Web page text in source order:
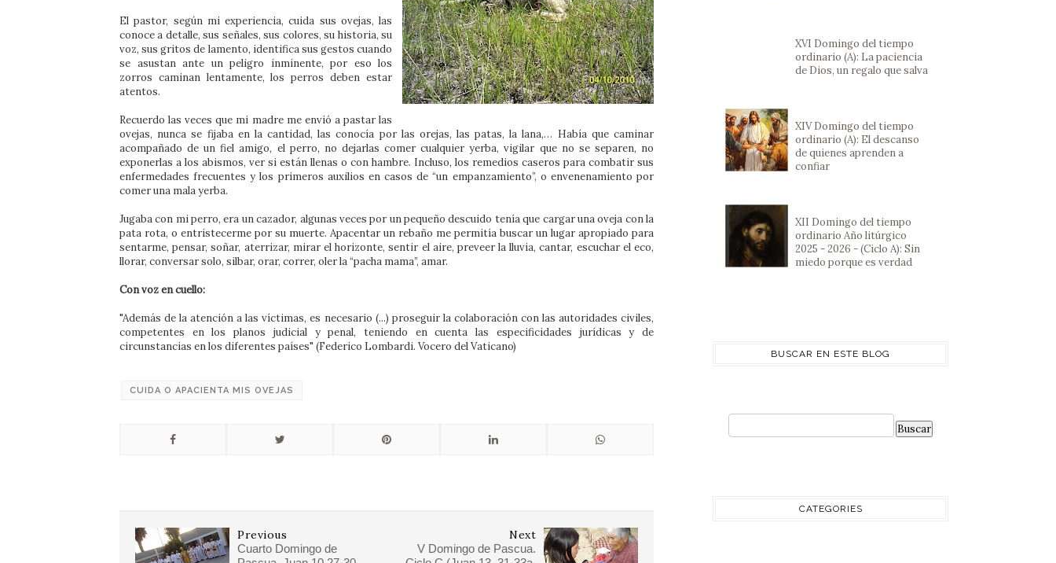
El pastor, según mi experiencia, cuida sus ovejas, las
conoce a detalle, sus señales, sus colores, su historia, su
voz, sus gritos de lamento, identifica sus gestos cuando
se asustan ante un peligro inminente, por eso los
zorros caminan lentamente, los perros deben estar
atentos.
Recuerdo las veces que mi madre me envió a pastar las
ovejas, nunca se fijaba en la cantidad, las conocía por las orejas, las patas, la lana,… Había que caminar
acompañado de un fiel amigo, el perro, no dejarlas comer cualquier yerba, vigilar que no se separen, no
exponerlas a los abismos, ver si están llenas o con hambre. Incluso, los remedios caseros para combatir sus
enfermedades frecuentes y los primeros auxilios en casos de “un empanzamiento”, o envenenamiento por
comer una mala yerba.
Jugaba con mi perro, era un cazador, algunas veces por un pequeño descuido tenía que cargar una oveja con la
pata rota, o entristecerme por su muerte. Apacentar un rebaño me permitía buscar un lugar apropiado para
sentarme, pensar, soñar, aterrizar, mirar el horizonte, sentir el aire, preveer la lluvia, cantar, escuchar el eco,
llorar, conversar solo, silbar, orar, correr, oler la “pacha mama”, amar.
Con voz en cuello:
"Además de la atención a las víctimas, es necesario (...) proseguir la colaboración con las autoridades civiles,
competentes en los planos judicial y penal, teniendo en cuenta las especificidades jurídicas y de
circunstancias en los diferentes países" (Federico Lombardi. Vocero del Vaticano)
CUIDA O APACIENTA MIS OVEJAS
Next
V Domingo de Pascua.
Previous
Cuarto Domingo de
XVI Domingo del tiempo
ordinario (A): La paciencia
de Dios, un regalo que salva
XIV Domingo del tiempo
ordinario (A): El descanso
de quienes aprenden a
confiar
XII Domingo del tiempo
ordinario Año litúrgico
2025 - 2026 - (Ciclo A): Sin
miedo porque es verdad
BUSCAR EN ESTE BLOG
CATEGORIES